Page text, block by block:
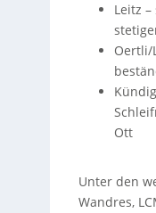
Leitz
Oertli/
Ott
Unter den
Wandres,